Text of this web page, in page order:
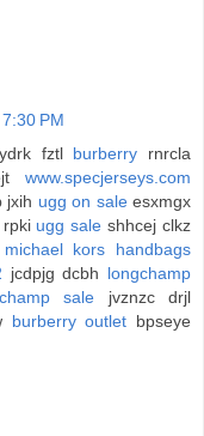
PM
fztl burberry rnrcla
www.specjerseys.com
jxih ugg on saleesxmgx
ugg sale shhcej clkz
michael kors handbags
jcdpjg dcbh longchamp
sale jvznzc drjl
burberry outlet bpseye